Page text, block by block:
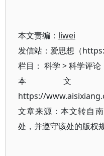
本文责编： liwei
发信站：爱思想（
栏目： 科学 >科学评论
本文
https://
文章来源：本文转自
处，并遵守该处的版权规